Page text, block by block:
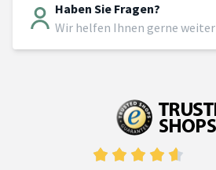
Haben Sie Fragen?
Wir helfen Ihnen gerne weiter